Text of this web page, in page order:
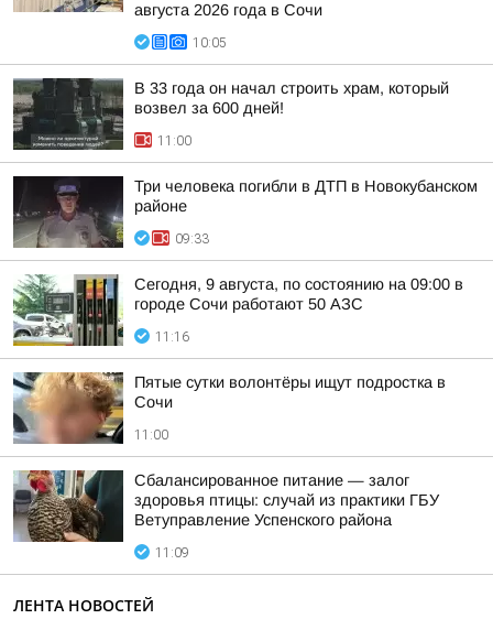
августа 2026 года в Сочи
10:05
В 33 года он начал строить храм, который
возвел за 600 дней!
11:00
Три человека погибли в ДТП в Новокубанском
районе
09:33
Сегодня, 9 августа, по состоянию на 09:00 в
городе Сочи работают 50 АЗС
11:16
Пятые сутки волонтёры ищут подростка в
Сочи
11:00
Сбалансированное питание — залог
здоровья птицы: случай из практики ГБУ
Ветуправление Успенского района
11:09
ЛЕНТА НОВОСТЕЙ